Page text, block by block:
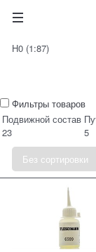
H0 (1:87)
Фильтры товаров
Подвижной состав
23
5